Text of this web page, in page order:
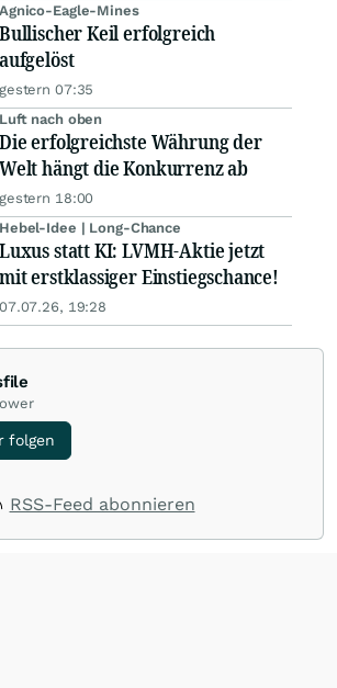
Agnico-Eagle-Mines
Bullischer Keil erfolgreich
aufgelöst
gestern 07:35
Luft nach oben
Die erfolgreichste Währung der
Welt hängt die Konkurrenz ab
gestern 18:00
Hebel-Idee | Long-Chance
Luxus statt KI: LVMH-Aktie jetzt
mit erstklassiger Einstiegschance!
07.07.26, 19:28
folgen
RSS-Feed abonnieren